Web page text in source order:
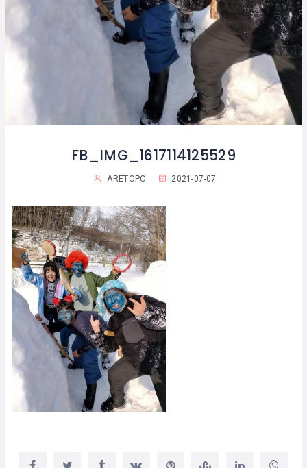
FB_IMG_1617114125529
ARETOPO 2021-07-07